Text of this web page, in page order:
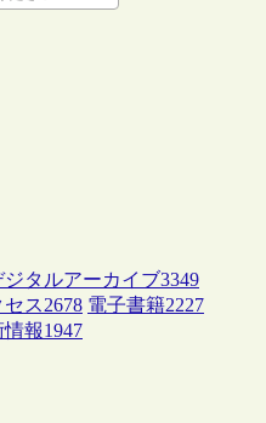
ジタルアーカイブ3349
ス2678 電子書籍2227
報1947